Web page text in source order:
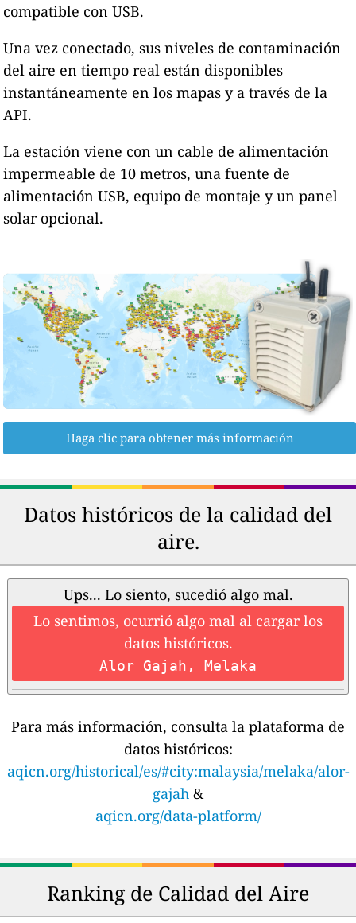
compatible con USB.
Una vez conectado, sus niveles de contaminación
del aire en tiempo real están disponibles
instantáneamente en los mapas y a través de la
API.
La estación viene con un cable de alimentación
impermeable de 10 metros, una fuente de
alimentación USB, equipo de montaje y un panel
solar opcional.
Haga clic para obtener más información
Datos históricos de la calidad del
aire.
Ups... Lo siento, sucedió algo mal.
Lo sentimos, ocurrió algo mal al cargar los
datos históricos.
Alor Gajah, Melaka
Para más información, consulta la plataforma de
datos históricos:
aqicn.org/historical/es/#city:malaysia/melaka/alor-
gajah &
aqicn.org/data-platform/
Ranking de Calidad del Aire